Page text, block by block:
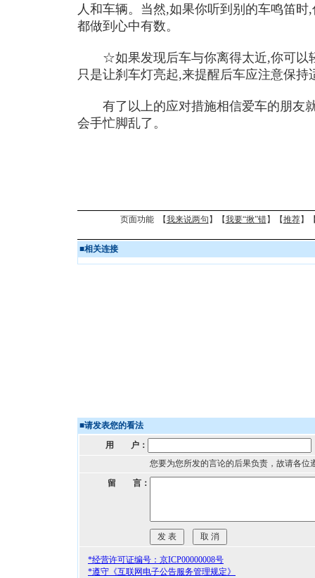
人和车辆。当然,如果你听到别的车鸣笛
都做到心中有数。
☆如果发现后车与你离得太近,你可以
只是让刹车灯亮起,来提醒后车应注意保持
有了以上的应对措施相信爱车的朋友
会手忙脚乱了。
页面功能 【我来说两句 】【我要“揪”错】【推荐】
■相关连接
■请发表您的看法
用 户：
您要为您所发的言论的后果负责，故请各位
留 言：
*经营许可证编号：京ICP00000008号
*遵守《互联网电子公告服务管理规定》